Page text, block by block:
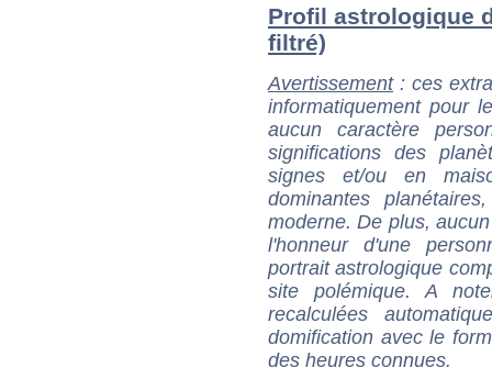
Profil astrologique
filtré)
Avertissement: ces
informatiquement pour
aucun caractère
significations des
signes et/ou en
dominantes
moderne. De plus,
l'honneur d'une
portrait astrologique
site polémique. A
recalculées
domification avec le
des heures connues.